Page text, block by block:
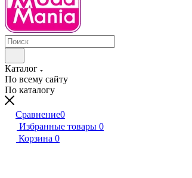
Каталог
По всему сайту
По каталогу
Сравнение0
Избранные товары 0
Корзина 0